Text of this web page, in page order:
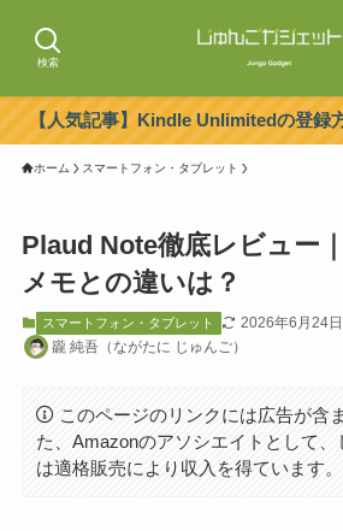
検索
【人気記事】Kindle Unlimitedの登録
ホーム スマートフォン・タブレット
Plaud Note徹底レビュー
メモとの違いは？
スマートフォン・タブレット
2026年6月24日
豅 純吾（ながたに じゅんご）
このページのリンクには広告が含
た、Amazonのアソシエイトとして、
は適格販売により収入を得ています。